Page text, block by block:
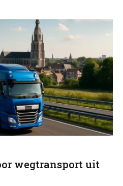
wegtransport uit